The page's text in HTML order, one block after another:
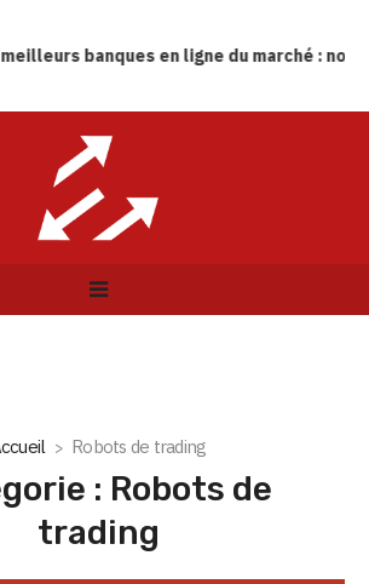
en ligne du marché : notre TOP 10
Robots de trading
: Robots de
trading